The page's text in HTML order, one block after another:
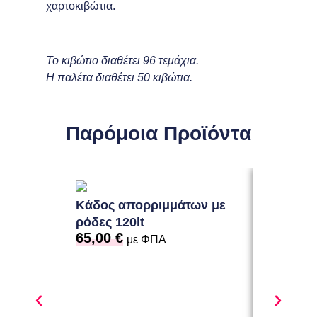
χαρτοκιβώτια.
Το κιβώτιο διαθέτει 96 τεμάχια.
Η παλέτα διαθέτει 50 κιβώτια.
Παρόμοια Προϊόντα
Κάδος απορριμμάτων με
ρόδες 120lt
65,00€ με ΦΠΑ